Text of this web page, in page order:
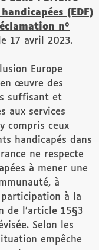
(EDF)
n°
17 avril 2023.
Europe
œuvre des
suffisant et
aux services
compris ceux
handicapés dans
ne respecte
à mener une
à
participation à la
de l’article 15§3
Selon les
empêche